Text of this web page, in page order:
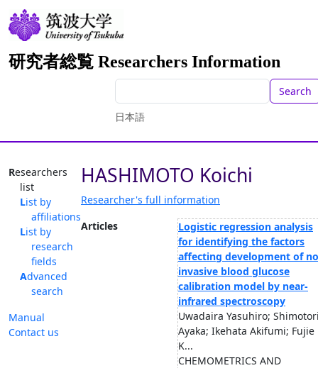
研究者総覧 Researchers Information
Search
日本語
Researchers
list
List by
affiliations
List by
research
fields
Advanced
search
Manual
Contact us
HASHIMOTO Koichi
Researcher's full information
Articles
Logistic regression analysis
for identifying the factors
affecting development of
invasive blood glucose
calibration model by near-
infrared spectroscopy
Uwadaira Yasuhiro;
Ayaka; Ikehata Akifumi; Fujie
K...
CHEMOMETRICS AND